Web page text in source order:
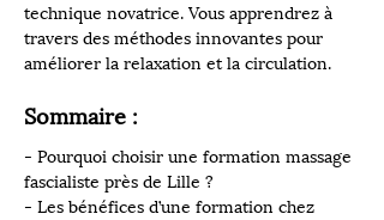
technique novatrice. Vous apprendrez à
travers des méthodes innovantes pour
améliorer la relaxation et la circulation.
Sommaire :
- Pourquoi choisir une formation massage
fascialiste près de Lille ?
- Les bénéfices d’une formation chez